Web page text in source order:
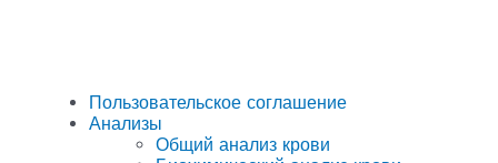
Пользовательское соглашение
Анализы
Общий анализ крови